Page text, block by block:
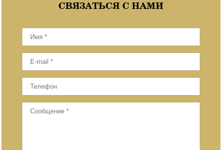
СВЯЗАТЬСЯ С НАМИ